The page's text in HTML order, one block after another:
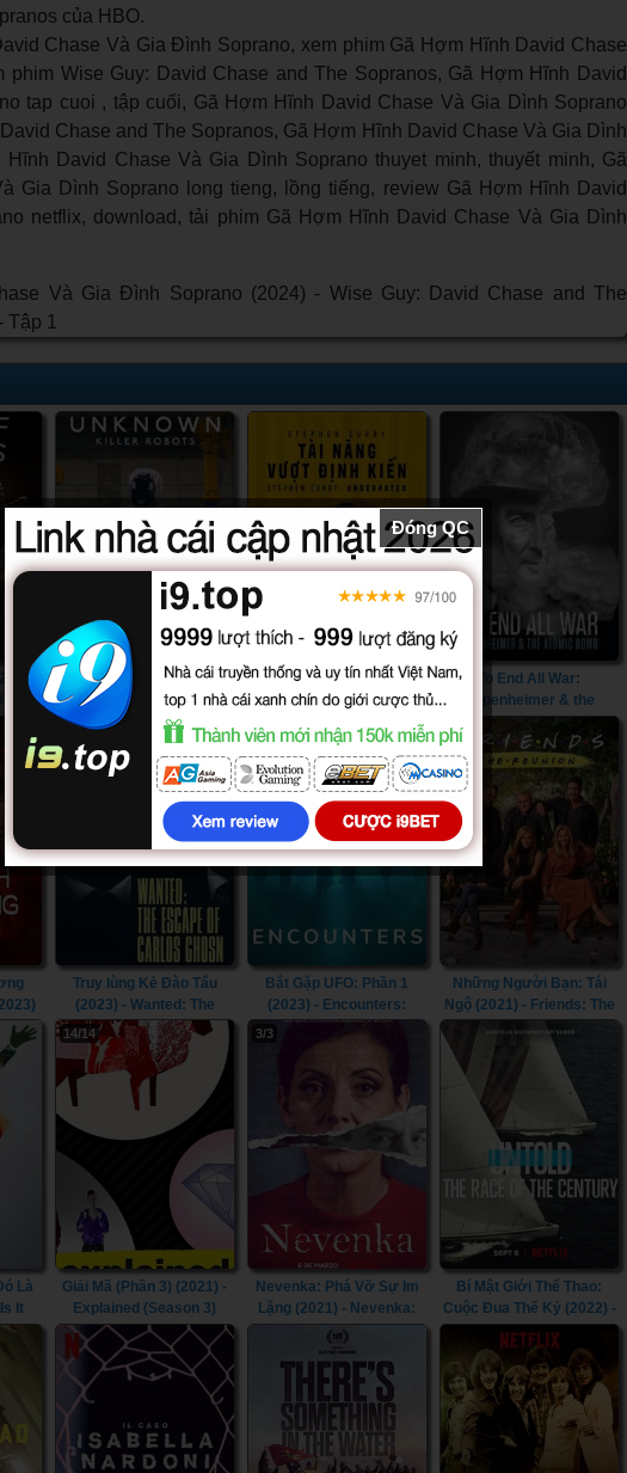
của HBO.
Chase Và Gia Đình Soprano, xem phim Gã Hợm Hĩnh David Chase
phim Wise Guy: David Chase and The Sopranos, Gã Hợm Hĩnh David
tap cuoi , tập cuối, Gã Hợm Hĩnh David Chase Và Gia Dình Soprano
Chase and The Sopranos, Gã Hợm Hĩnh David Chase Và Gia Dình
David Chase Và Gia Dình Soprano thuyet minh, thuyết minh, Gã
Gia Dình Soprano long tieng, lồng tiếng, review Gã Hợm Hĩnh David
netflix, download, tải phim Gã Hợm Hĩnh David Chase Và Gia Dình
-
Ẩn Số Trái đất: Robot Sát
Nhân (2023) - Unknown:
Killer Robots (2023)
Stephen Curry: Tài Năng
Vượt Định Kiến (2023) -
Underrated (2023)
To End All War:
Oppenheimer & the
End All War: Oppenheimer
& the Atomic Bomb (2023)
Truy lùng Kẻ Đào Tẩu
(2023) - Wanted: The
Escape of Carlos Ghosn
(2023)
4/4
Bắt Gặp UFO: Phần 1
(2023) - Encounters:
Season 1 (2023)
Những Người Bạn: Tái
Ngộ (2021) - Friends: The
Là
It
14/14
Giải Mã (Phần 3) (2021) -
Explained (Season 3)
(2021)
3/3
Nevenka: Phá Vỡ Sự Im
Lặng (2021) - Nevenka:
Breaking The Silence
(2021)
Bí Mật Giới Thể Thao:
Cuộc Đua Thế Kỷ (2022) -
Untold: The Race Of The
Century (2022)
Đóng QC